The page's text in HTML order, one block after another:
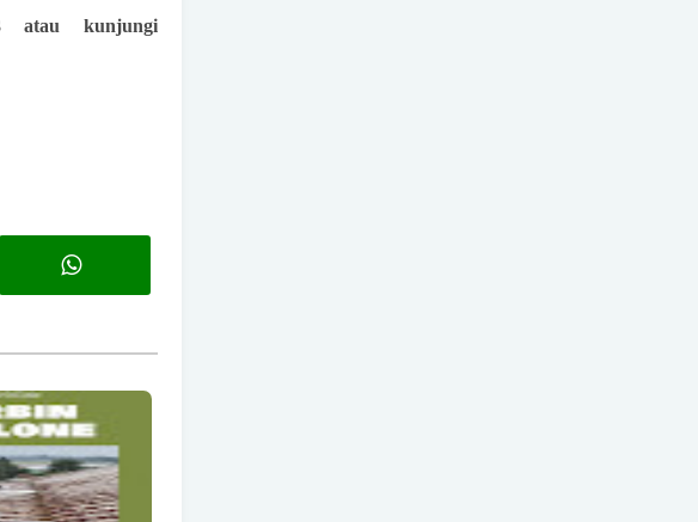
atau kunjungi